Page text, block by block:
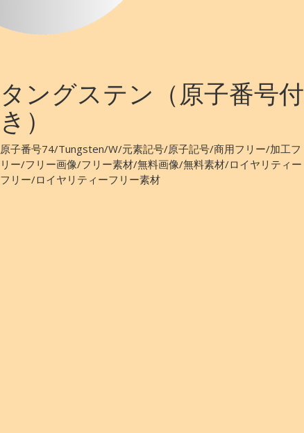
タングステン（原子番号付
き）
原子番号74/Tungsten/W/元素記号/原子記号/商用フリー/加工フ
リー/フリー画像/フリー素材/無料画像/無料素材/ロイヤリティー
フリー/ロイヤリティーフリー素材